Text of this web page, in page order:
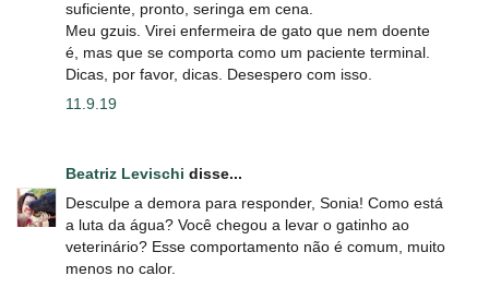
suficiente, pronto, seringa em cena.
Meu gzuis. Virei enfermeira de gato que nem doente
é, mas que se comporta como um paciente terminal.
Dicas, por favor, dicas. Desespero com isso.
11.9.19
Beatriz Levischi disse...
Desculpe a demora para responder, Sonia! Como está
a luta da água? Você chegou a levar o gatinho ao
veterinário? Esse comportamento não é comum, muito
menos no calor.